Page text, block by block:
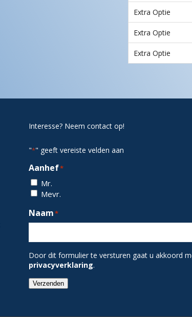
Extra Optie
Extra Optie
Extra Optie
Interesse? Neem contact op!
"*" geeft vereiste velden aan
Aanhef*
Mr.
Mevr.
Naam*
Door dit formulier te versturen gaat u akkoord
privacyverklaring.
Verzenden